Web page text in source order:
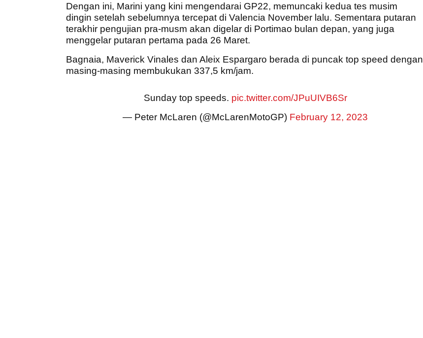
Dengan ini, Marini yang kini mengendarai GP22, memuncaki kedua tes musim
dingin setelah sebelumnya tercepat di Valencia November lalu. Sementara putaran
terakhir pengujian pra-musm akan digelar di Portimao bulan depan, yang juga
menggelar putaran pertama pada 26 Maret.
Bagnaia, Maverick Vinales dan Aleix Espargaro berada di puncak top speed dengan
masing-masing membukukan 337,5 km/jam.
Sunday top speeds. pic.twitter.com/JPuUIVB6Sr
— Peter McLaren (@McLarenMotoGP) February 12, 2023